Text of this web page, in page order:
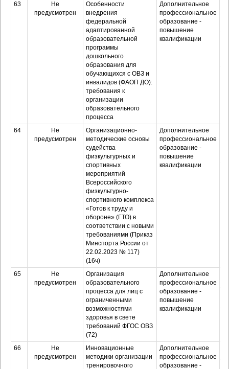
63
Не
предусмотрен
Особенности
внедрения
федеральной
адаптированной
образовательной
программы
дошкольного
образования для
обучающихся с ОВЗ и
инвалидов (ФАОП ДО):
требования к
организации
образовательного
процесса
Дополнительное
профессиональное
образование -
повышение
квалификации
64
Не
предусмотрен
Организационно-
методические основы
судейства
физкультурных и
спортивных
мероприятий
Всероссийского
физкультурно-
спортивного комплекса
«Готов к труду и
обороне» (ГТО) в
соответствии с новыми
требованиями (Приказ
Минспорта России от
22.02.2023 № 117)
(16ч)
Дополнительное
профессиональное
образование -
повышение
квалификации
65
Не
предусмотрен
Организация
образовательного
процесса для лиц с
ограниченными
возможностями
здоровья в свете
требований ФГОС ОВЗ
(72)
Дополнительное
профессиональное
образование -
повышение
квалификации
66
Не
предусмотрен
Инновационные
методики организации
тренировочного
Дополнительное
профессиональное
образование -